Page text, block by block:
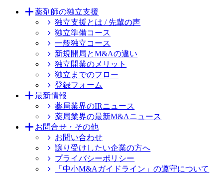
薬剤師の独立支援
独立支援とは / 先輩の声
独立準備コース
一般独立コース
新規開局とM&Aの違い
独立開業のメリット
独立までのフロー
登録フォーム
最新情報
薬局業界のIRニュース
薬局業界の最新M&Aニュース
お問合せ・その他
お問い合わせ
譲り受けしたい企業の方へ
プライバシーポリシー
「中小M&Aガイドライン」の遵守について